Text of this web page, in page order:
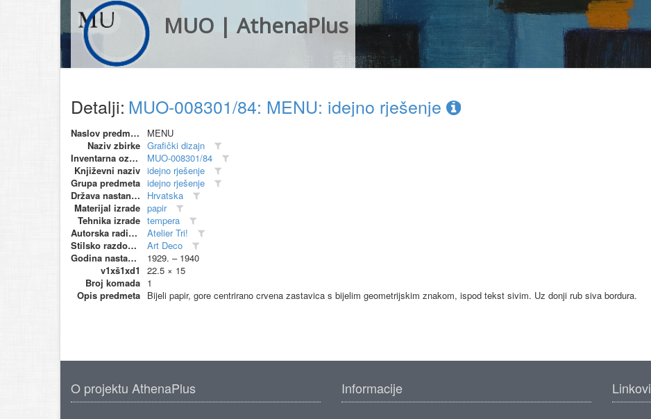
MUO | AthenaPlus
Detalji: MUO-008301/84: MENU: idejno rješenje
Naslov predmeta
MENU
Naziv zbirke Grafički dizajn
Inventarna oznaka
MUO-008301/84
Književni naziv idejno rješenje
Grupa predmeta idejno rješenje
Država nastanka
Hrvatska
Materijal izrade papir
Tehnika izrade tempera
Autorska radionica (proizvođač)
Atelier Tri!
Stilsko razdoblje
Art Deco
Godina nastanka
1929. – 1940
v1xš1xd1
22.5 × 15
Broj komada 1
Opis predmeta Bijeli papir, gore centrirano crvena zastavica s bijelim geometrijskim znakom, ispod tekst sivim. Uz donji rub siva bordura.
O projektu AthenaPlus Informacije Linkovi